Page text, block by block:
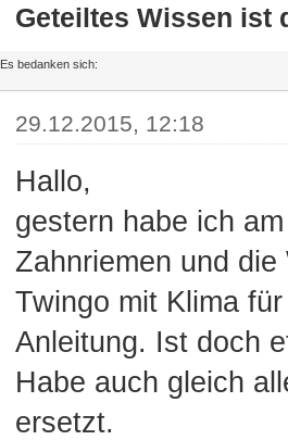
Geteiltes Wissen ist
Es bedanken sich:
29.12.2015, 12:18
Hallo,
gestern habe ich
Zahnriemen und
Twingo mit Klima
Anleitung. Ist doch
Habe auch gleich
ersetzt.